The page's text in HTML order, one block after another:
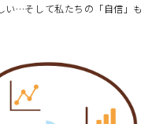
い…そして私たちの「自信」も